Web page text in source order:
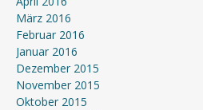
März 2016
Februar 2016
Januar 2016
Dezember 2015
November 2015
Oktober 2015